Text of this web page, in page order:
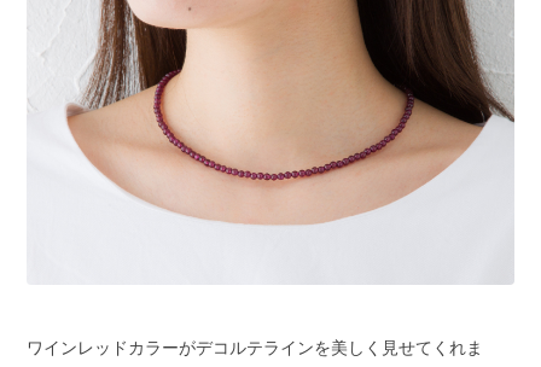
ワインレッドカラーがデコルテラインを美しく見せてくれま